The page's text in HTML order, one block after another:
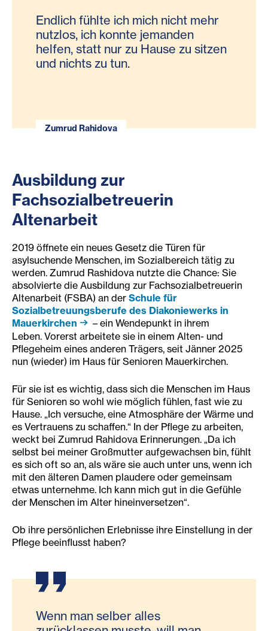
Endlich fühlte ich mich nicht mehr
nutzlos, ich konnte jemanden
helfen, statt nur zu Hause zu sitzen
und nichts zu tun.
Zumrud Rahidova
Ausbildung zur
Fachsozialbetreuerin
Altenarbeit
2019 öffnete ein neues Gesetz die Türen für
asylsuchende Menschen, im Sozialbereich tätig zu
werden. Zumrud Rashidova nutzte die Chance: Sie
absolvierte die Ausbildung zur Fachsozialbetreuerin
Altenarbeit (FSBA) an der Schule für
Sozialbetreuungsberufe des Diakoniewerks in
Mauerkirchen
– ein Wendepunkt in ihrem
Leben. Vorerst arbeitete sie in einem Alten- und
Pflegeheim eines anderen Trägers, seit Jänner 2025
nun (wieder) im Haus für Senioren Mauerkirchen.
Für sie ist es wichtig, dass sich die Menschen im Haus
für Senioren so wohl wie möglich fühlen, fast wie zu
Hause. „Ich versuche, eine Atmosphäre der Wärme und
es Vertrauens zu schaffen.“ In der Pflege zu arbeiten,
weckt bei Zumrud Rahidova Erinnerungen. „Da ich
selbst bei meiner Großmutter aufgewachsen bin, fühlt
es sich oft so an, als wäre sie auch unter uns, wenn ich
mit den älteren Damen plaudere oder gemeinsam
etwas unternehme. Ich kann mich gut in die Gefühle
der Menschen im Alter hineinversetzen“.
Ob ihre persönlichen Erlebnisse ihre Einstellung in der
Pflege beeinflusst haben?
Wenn man selber alles